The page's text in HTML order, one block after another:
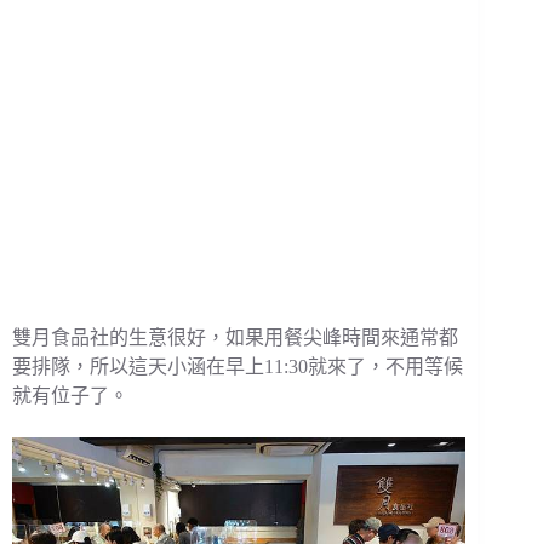
雙月食品社的生意很好，如果用餐尖峰時間來通常都
要排隊，所以這天小涵在早上11:30就來了，不用等候
就有位子了。